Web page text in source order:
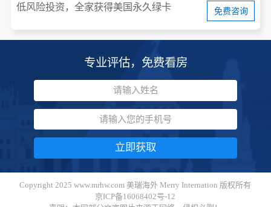
低风险投资，全家获得美国永久绿卡 免费咨询
专业评估，免费看房
立即获取
Copyright 2025 www.mrhw.com 美瑞海外 Merry Internation 版权所有
京ICP备16068402号-12